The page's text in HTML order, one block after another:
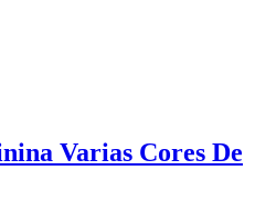
Varias Cores De